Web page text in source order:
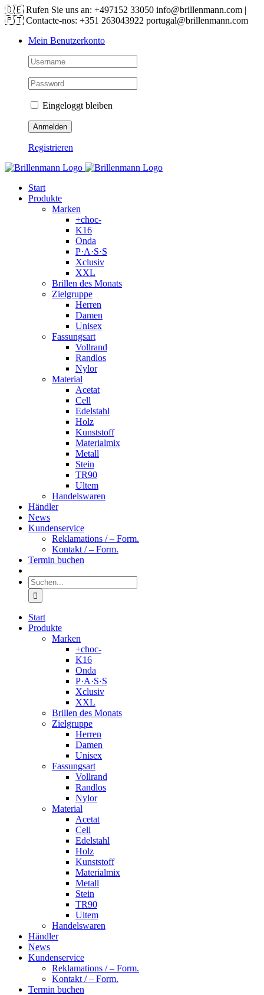
Skip
to
🇩🇪 Rufen Sie uns an: +497152 33050 info@brillenmann.com |
🇵🇹 Contacte-nos: +351 263043922 portugal@brillenmann.com
Mein Benutzerkonto
Eingeloggt bleiben
Registrieren
Start
Produkte
Marken
+choc-
K16
Onda
P·A·S·S
Xclusiv
XXL
Brillen des Monats
Zielgruppe
Herren
Damen
Unisex
Fassungsart
Vollrand
Randlos
Nylor
Material
Acetat
Cell
Edelstahl
Holz
Kunststoff
Materialmix
Metall
Stein
TR90
Ultem
Handelswaren
Händler
News
Kundenservice
Reklamations / – Form.
Kontakt / – Form.
Termin buchen
Suche
nach:
Start
Produkte
Marken
+choc-
K16
Onda
P·A·S·S
Xclusiv
XXL
Brillen des Monats
Zielgruppe
Herren
Damen
Unisex
Fassungsart
Vollrand
Randlos
Nylor
Material
Acetat
Cell
Edelstahl
Holz
Kunststoff
Materialmix
Metall
Stein
TR90
Ultem
Handelswaren
Händler
News
Kundenservice
Reklamations / – Form.
Kontakt / – Form.
Termin buchen